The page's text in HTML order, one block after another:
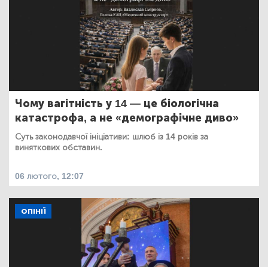
Чому вагітність у 14 — це біологічна
катастрофа, а не «демографічне диво»
Суть законодавчої ініціативи: шлюб із 14 років за
виняткових обставин.
06 лютого, 12:07
ОПІНІЇ